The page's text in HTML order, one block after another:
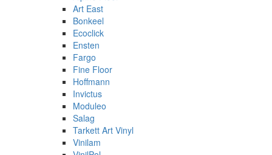
Art East
Bonkeel
Ecoclick
Ensten
Fargo
Fine Floor
Hoffmann
Invictus
Moduleo
Salag
Tarkett Art Vinyl
Vinilam